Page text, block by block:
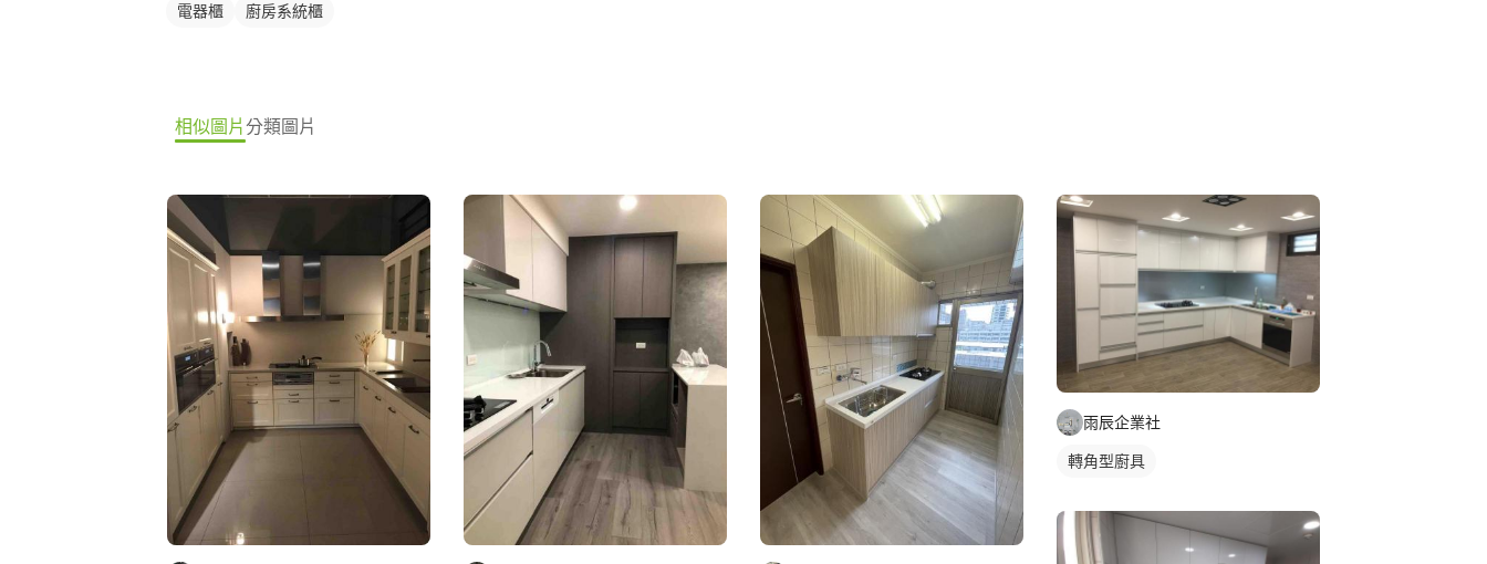
電器櫃 廚房系統櫃
相似圖片分類圖片
雨辰企業社
轉角型廚具